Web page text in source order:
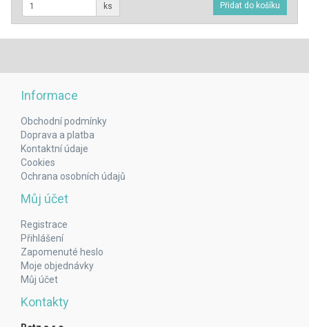
ks
Informace
Obchodní podmínky
Doprava a platba
Kontaktní údaje
Cookies
Ochrana osobních údajů
Můj účet
Registrace
Přihlášení
Zapomenuté heslo
Moje objednávky
Můj účet
Kontakty